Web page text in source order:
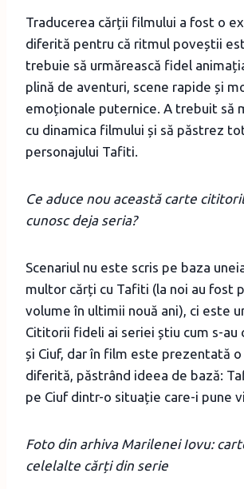
Traducerea cărții filmului a fost o
diferită pentru că ritmul poveștii
trebuie să urmărească fidel
plină de aventuri, scene rapide și
emoționale puternice. A trebuit să
cu dinamica filmului și să păstrez
personajului Tafiti.
Ce aduce nou această carte
cunosc deja seria?
Scenariul nu este scris pe baza
multor cărți cu Tafiti (la noi au fost
volume în ultimii nouă ani), ci este
Cititorii fideli ai seriei știu cum s-au
și Ciuf, dar în film este prezentată
diferită, păstrând ideea de bază:
pe Ciuf dintr-o situație care-i pune
Foto din arhiva Marilenei Iovu:
celelalte cărți din serie